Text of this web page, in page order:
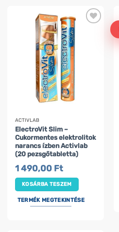
ACTIVLAB
ElectroVit Slim –
Cukormentes elektrolitok
narancs ízben Activlab
(20 pezsgőtabletta)
1 490,00 Ft
KOSÁRBA TESZEM
TERMÉK MEGTEKINTÉSE